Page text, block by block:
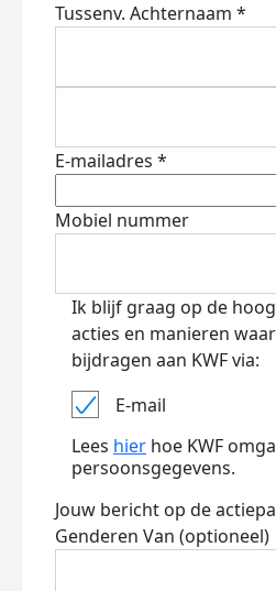
Tussenv. Achternaam *
E-mailadres *
Mobiel nummer
Ik blijf graag op de
acties en manieren
bijdragen aan KWF via:
E-mail
Lees hier hoe KWF
persoonsgegevens.
Jouw bericht op de
Genderen Van (optioneel)